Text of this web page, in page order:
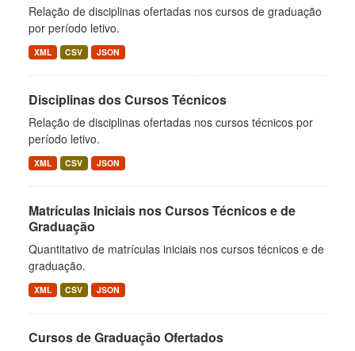
Relação de disciplinas ofertadas nos cursos de graduação
por período letivo.
XML CSV JSON
Disciplinas dos Cursos Técnicos
Relação de disciplinas ofertadas nos cursos técnicos por
período letivo.
XML CSV JSON
Matrículas Iniciais nos Cursos Técnicos e de
Graduação
Quantitativo de matrículas iniciais nos cursos técnicos e de
graduação.
XML CSV JSON
Cursos de Graduação Ofertados